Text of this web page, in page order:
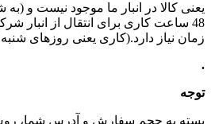
یعنی کالا در انبار ما موجود نیست و
48 ساعت کاری برای انتقال از انبار
زمان نیاز دارد.(کاری یعنی روزهای شنبه تا
.
توجه
بسته به حجم سفارش و آدرس شما،